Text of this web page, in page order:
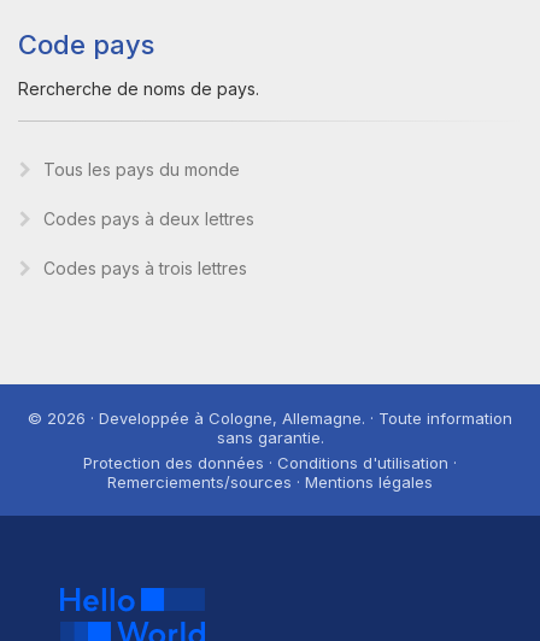
Code pays
Rercherche de noms de pays.
Tous les pays du monde
Codes pays à deux lettres
Codes pays à trois lettres
© 2026 · Developpée à Cologne, Allemagne. · Toute information
sans garantie.
Protection des données · Conditions d'utilisation ·
Remerciements/sources · Mentions légales